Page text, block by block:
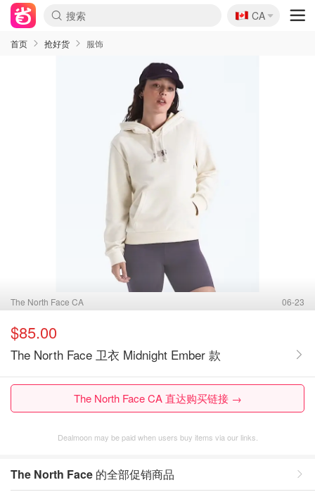
🇨🇦
CA
首页 抢好货 服饰
The North Face CA 06-23
$85.00
The North Face 卫衣 Midnight Ember 款
The North Face CA 直达购买链接 →
Dealmoon may be paid when users buy items via our links.
The North Face 的全部促销商品